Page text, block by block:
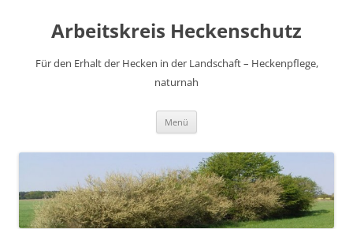
springenArbeitskreis Heckenschutz
Für den Erhalt der Hecken in der Landschaft – Heckenpflege,
naturnah
Menü